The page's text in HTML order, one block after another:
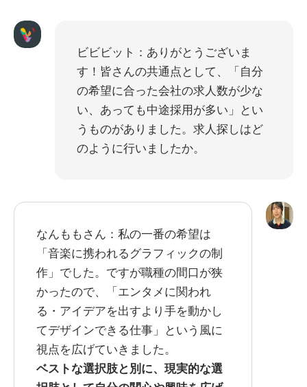
ビビビット：ありがとうございま
す！皆さんの共通点として、「自分
の希望に合った会社の求人数が少な
い、あっても中途採用が多い」とい
うものがありました。求人探しはど
のように行いましたか。
なんももさん：私の一番の希望は
「音楽に携われるグラフィックの制
作」でした。ですが職種の間口が狭
かったので、「エンタメに関われ
る・アイデアを出すより手を動かし
てデザインできる仕事」という風に
視点を広げていきました。
ベストな選択肢と別に、現実的な選